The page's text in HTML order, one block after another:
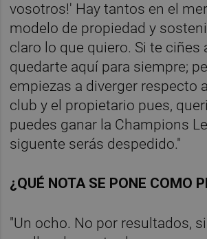
vosotros!' Hay tantos en el
modelo de propiedad y
claro lo que quiero. Si te ciñes
quedarte aquí para siempre;
empiezas a diverger respecto
club y el propietario pues,
puedes ganar la Champions
siguente serás despedido."
¿QUÉ NOTA SE PONE COMO
"Un ocho. No por resultados,